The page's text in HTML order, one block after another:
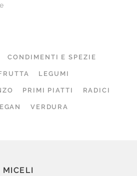
CONDIMENTI E SPEZIE
LEGUMI
PRIMI PIATTI RADICI
VERDURA
MICELI